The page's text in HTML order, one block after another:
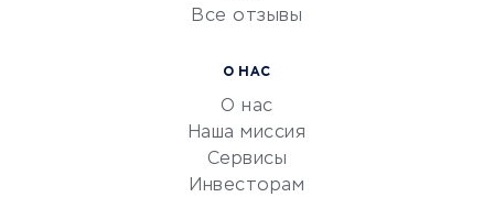
УСЛУГИ ДЛЯ БИЗНЕСАВсе отзывы
О НАС
О нас
Наша миссия
Сервисы
Инвесторам